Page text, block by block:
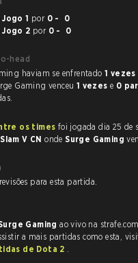
Jogo 1 por 0 - 0
Jogo 2 por 0 - 0
head
haviam se enfrentado 1 vezes
Gaming venceu 1 vezese 0
os times foi jogada dia 25 de
V CNondeSurge Gaming
para esta partida.
Gamingao vivo na
a mais partidas como esta,
de Dota 2 .